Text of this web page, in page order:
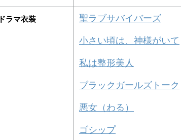
ドラマ衣装 聖ラブサバイバーズ
小さい頃は、神様がいて
私は整形美人
ブラックガールズトーク
悪女（わる）
ゴシップ